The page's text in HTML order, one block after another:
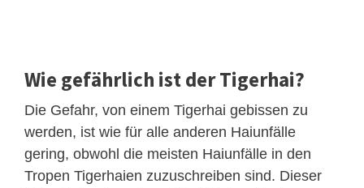
Wie gefährlich ist der Tigerhai?
Die Gefahr, von einem Tigerhai gebissen zu
werden, ist wie für alle anderen Haiunfälle
gering, obwohl die meisten Haiunfälle in den
Tropen Tigerhaien zuzuschreiben sind. Dieser